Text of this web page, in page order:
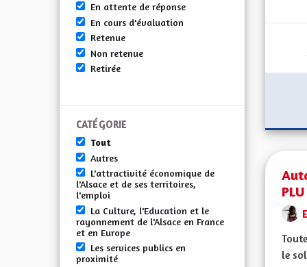
En attente de réponse
En cours d'évaluation
Retenue
Non retenue
Retirée
CATÉGORIE
Tout
Autres
L'attractivité économique de
l'Alsace et de ses territoires,
l'emploi
La Culture, l'Education et le
rayonnement de l'Alsace en France
et en Europe
Les services publics en
proximité
le